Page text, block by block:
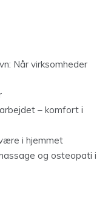
Når virksomheder
– komfort i
i hjemmet
og osteopati i